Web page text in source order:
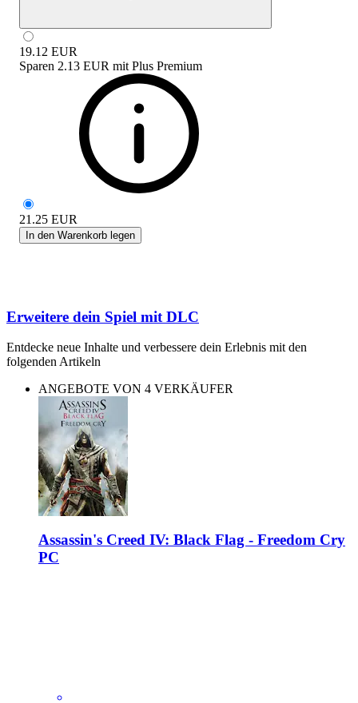
19.12 EUR
Sparen 2.13 EUR mit Plus Premium
21.25 EUR
In den Warenkorb legen
Erweitere dein Spiel mit DLC
Entdecke neue Inhalte und verbessere dein Erlebnis mit den
folgenden Artikeln
ANGEBOTE VON 4 VERKÄUFER
Assassin's Creed IV: Black Flag - Freedom Cry
PC